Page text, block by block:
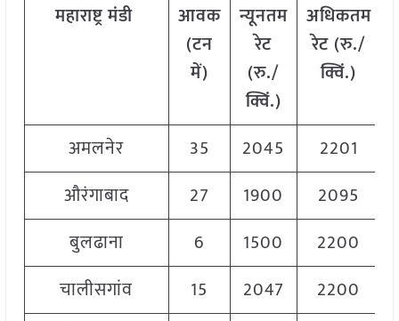
महाराष्ट्रमंडी
आवक
(टन
में)
न्यूनतम
रेट
(रु./
क्विं.)
अधिकतम
रेट (रु./
क्विं.)
अमलनेर
35 2045 2201
औरंगाबाद
27 1900 2095
बुलढाना
6 1500 2200
चालीसगांव
15 2047 2200